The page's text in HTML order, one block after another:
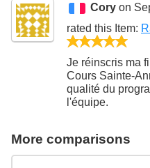
Cory on
rated this Item:
Je réinscris ma
Cours Sainte-
qualité du
l'équipe.
More comparisons